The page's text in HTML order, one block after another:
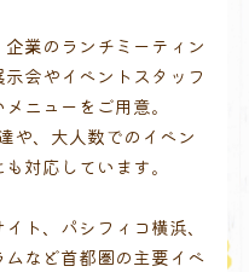
業のランチミーティン
会やイベントスタッフ
ニューをご用意。
や、大人数でのイベン
対応しています。
ト、パシフィコ横浜、
など首都圏の主要イベ